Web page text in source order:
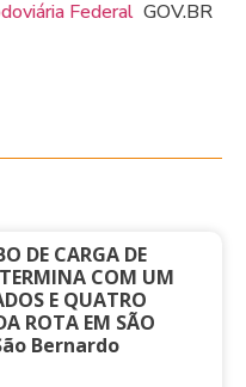
Federal GOV.BR
DE CARGA DE
COM UM
E QUATRO
ROTA EM SÃO
Bernardo